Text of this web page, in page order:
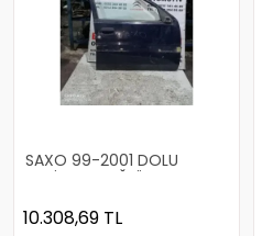
SAXO 99-2001 DOLU
LACİVERT SAĞ ÖN KAPI
10.308,69 TL